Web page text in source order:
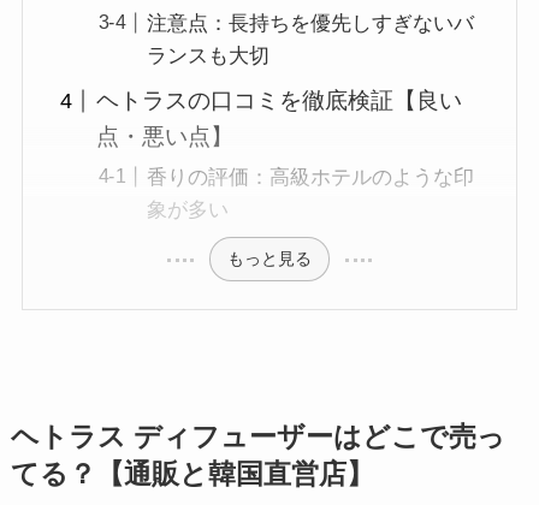
注意点：長持ちを優先しすぎないバ
ランスも大切
ヘトラスの口コミを徹底検証【良い
点・悪い点】
香りの評価：高級ホテルのような印
象が多い
もっと見る
ヘトラス ディフューザーはどこで売っ
てる？【通販と韓国直営店】